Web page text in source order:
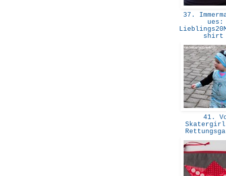
37.
ues:
41.